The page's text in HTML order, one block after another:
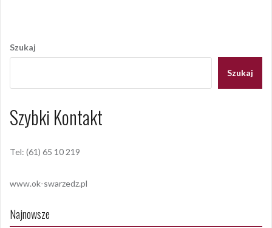
wpisu
Szukaj
Szukaj
Szybki Kontakt
Tel: (61) 65 10 219
www.ok-swarzedz.pl
Najnowsze